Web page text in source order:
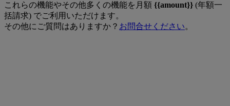
これらの機能やその他多くの機能を月額 {{amount}} (年額一
括請求) でご利用いただけます。
その他にご質問はありますか？ お問合せください。